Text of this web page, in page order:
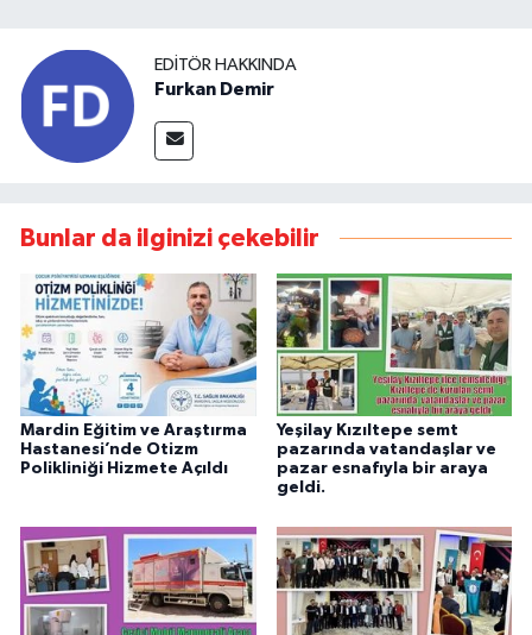
EDITÖR HAKKINDA
Furkan Demir
Bunlar da ilginizi çekebilir
Mardin Eğitim ve Araştırma
Hastanesi’nde Otizm
Polikliniği Hizmete Açıldı
Yeşilay Kızıltepe semt
pazarında vatandaşlar ve
pazar esnafıyla bir araya
geldi.